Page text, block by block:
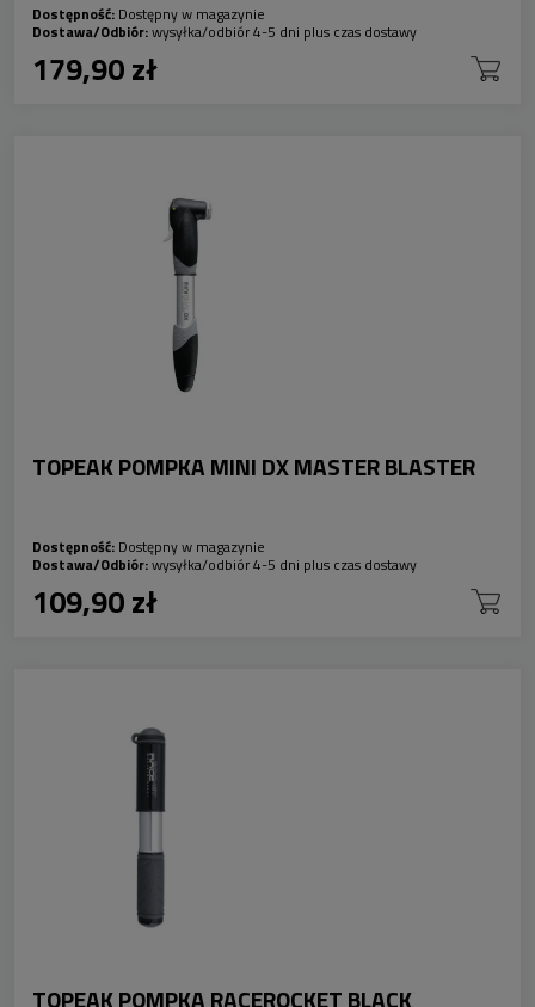
Dostępność: Dostępny w magazynie
Dostawa/Odbiór:wysyłka/odbiór 4-5 dni plus czas dostawy
179,90 zł
TOPEAK POMPKA MINI DX MASTER BLASTER
Dostępność: Dostępny w magazynie
Dostawa/Odbiór:wysyłka/odbiór 4-5 dni plus czas dostawy
109,90 zł
TOPEAK POMPKA RACEROCKET BLACK